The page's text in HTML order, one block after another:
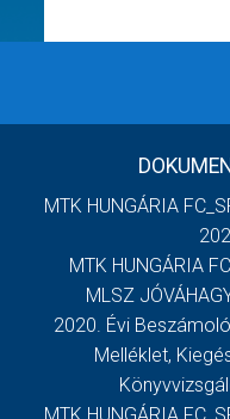
MTK HUNGÁRIA
MTK HUNGÁRIA
MLSZ
2020. Évi
Melléklet,